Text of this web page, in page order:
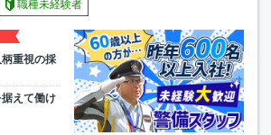
職種未経験者
重視の採
えて働け